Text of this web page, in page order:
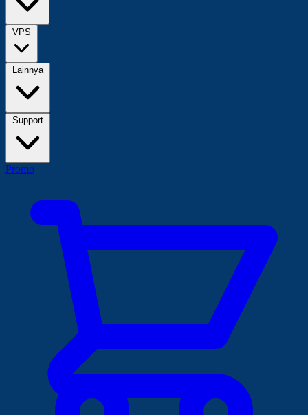
VPS
Lainnya
Support
Promo